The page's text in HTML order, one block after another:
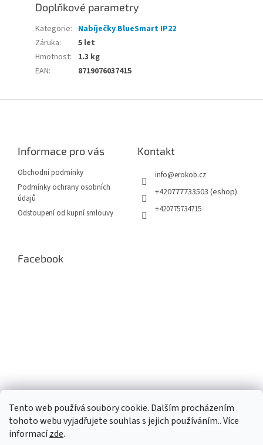
Tento web používá soubory cookie. Dalším procházením
tohoto webu vyjadřujete souhlas s jejich používáním.. Více
informacízde.
Doplňkové parametry
Kategorie: Nabíječky BlueSmart IP22
Záruka:
5 let
Hmotnost:
1.3 kg
EAN: 8719076037415
Informace pro vás
Obchodní podmínky
Podmínky ochrany osobních
údajů
Odstoupení od kupní smlouvy
Kontakt
info@erokob.cz
+420777733503 (eshop)
+420775734715
Facebook